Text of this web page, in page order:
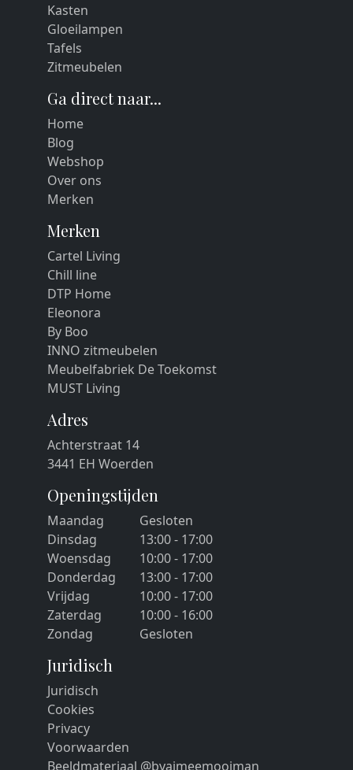
Kasten
Gloeilampen
Tafels
Zitmeubelen
Ga direct naar...
Home
Blog
Webshop
Over ons
Merken
Merken
Cartel Living
Chill line
DTP Home
Eleonora
By Boo
INNO zitmeubelen
Meubelfabriek De Toekomst
MUST Living
Adres
Achterstraat 14
3441 EH Woerden
Openingstijden
Maandag
Gesloten
Dinsdag
13:00 - 17:00
Woensdag
10:00 - 17:00
Donderdag
13:00 - 17:00
Vrijdag
10:00 - 17:00
Zaterdag
10:00 - 16:00
Zondag
Gesloten
Juridisch
Juridisch
Cookies
Privacy
Voorwaarden
Beeldmateriaal @byaimeemooiman